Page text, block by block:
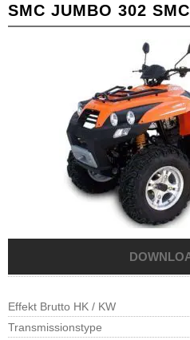
SMC JUMBO 302 SMC
Effekt Brutto HK / KW
Transmissionstype